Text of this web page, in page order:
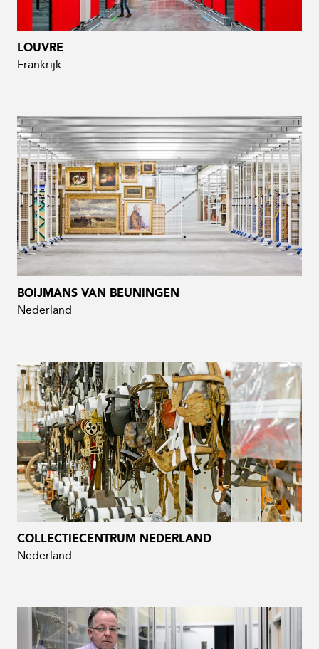
LOUVRE
Frankrijk
BOIJMANS VAN BEUNINGEN
Nederland
COLLECTIECENTRUM NEDERLAND
Nederland